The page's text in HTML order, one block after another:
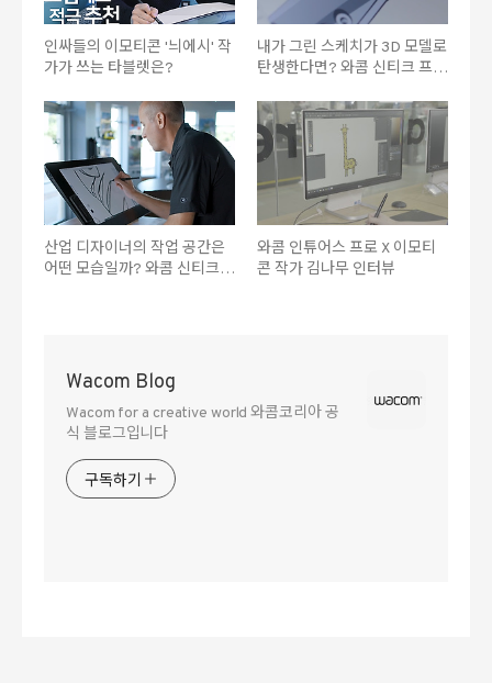
인싸들의 이모티콘 '늬에시' 작
가가 쓰는 타블렛은?
내가 그린 스케치가 3D 모델로
탄생한다면? 와콤 신티크 프로
산업 디자이너의 작업 공간은
어떤 모습일까? 와콤 신티크
와콤 인튜어스 프로 X 이모티
콘 작가 김나무 인터뷰
Wacom Blog
Wacom for a creative world 와콤코리아 공
식 블로그입니다
구독하기